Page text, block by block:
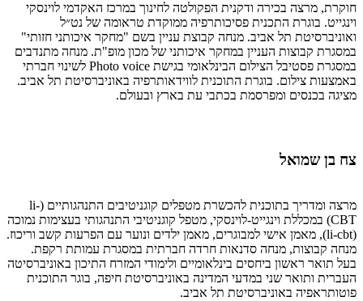
חוקרת, מרצה בכירה ודקנית הפקולטה לחינוך במרכז האקדמי לוינסקי
וינגייט. בוגרת התכנית פסיכותרפיה ממוקדת טראומה של נט״ל
ואוניברסיטת תל אביב. מנחה קבוצת עניין בשם "מחקר איכותני חזותי"
במסגרת קבוצות העניין במחקר איכותני של מכון מופ"ת. מנחה מתנדבים
במסגרת פסטיבל הצילום הבינלאומי בגישת Photo voice לשינוי חברתי
באמצעות צילום. בוגרת התוכנית לווידאותרפיה באוניברסיטת תל אביב.
מציגה בכנסים ומפרסמת בכתבי עת בארץ ובעולם.
צח בן שמואל
מרצה ומדריך בתוכנית להכשרת מטפלים קוגניטיבים התנהגותיים (li-
CBT) במכללת וינגייט-לוינסקי, מטפל קוגניטיבי התנהגותי בעצימות נמוכה
(li-cbt), מאמן אישי למבוגרים, מאמן ילדים ונוער עם הפרעות קשב וריכוז.
מנחה קבוצות, מנחה סדנאות חרדה חברתית במסגרת עמותת רקפת.
בעל תואר ראשון ביחסים בינלאומיים ולימודי המזרח התיכון באוניברסיטה
העברית ותואר שני במדעי המדינה באוניברסיטת חיפה, בוגר התוכנית
פוטותראפיה באוניברסיטת תל אביב.